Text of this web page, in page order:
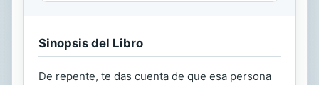
Sinopsis del Libro
De repente, te das cuenta de que esa persona